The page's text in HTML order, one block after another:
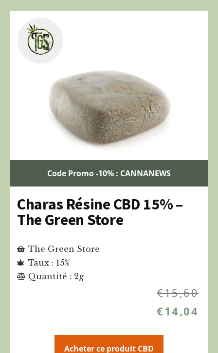
Code Promo -10% : CANNANEWS
Charas Résine CBD 15% –
The Green Store
The Green Store
Taux : 15%
Quantité : 2g
€15,60
€14,04
Acheter ce produit CBD